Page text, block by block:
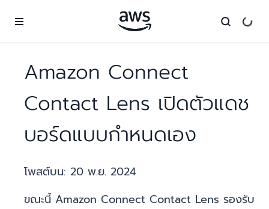
Amazon Connect
Contact Lens เปิดตัวแดช
บอร์ดแบบกำหนดเอง
โพสต์บน: 20 พ.ย. 2024
ขณะนี้ Amazon Connect Contact Lens รองรับ